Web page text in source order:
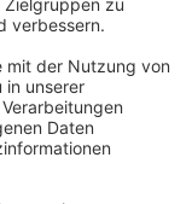
und
auch
und
Kinder und
wenn